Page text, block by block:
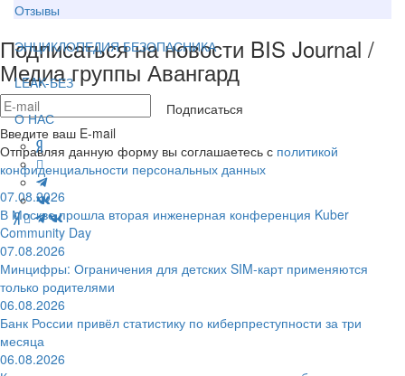
Отзывы
ЭНЦИКЛОПЕДИЯ БЕЗОПАСНИКА
LEAK-БЕЗ
О НАС
Подписаться на новости BIS Journal /
Медиа группы Авангард
Подписаться
Введите ваш E-mail
Отправляя данную форму вы соглашаетесь с политикой
конфиденциальности персональных данных
07.08.2026
В Москве прошла вторая инженерная конференция Kuber
Community Day
07.08.2026
Минцифры: Ограничения для детских SIM-карт применяются
только родителями
06.08.2026
Банк России привёл статистику по киберпреступности за три
месяца
06.08.2026